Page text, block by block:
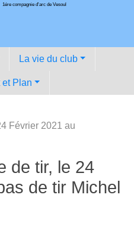
1ére compagnie d'arc de Vesoul
La vie du club
et Plan
Février 2021 au
de tir, le 24
de tir Michel